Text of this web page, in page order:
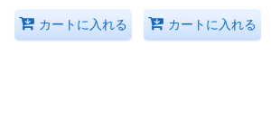
カートに入れる カートに入れる